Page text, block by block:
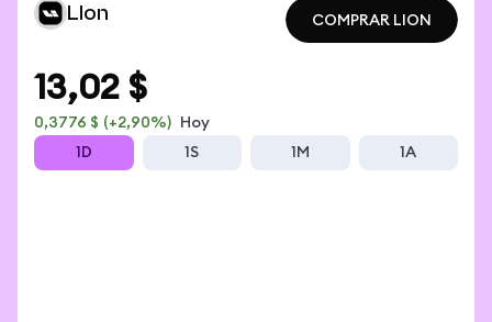
LIon COMPRAR LION
13,02 $
0,3776 $ (+2,90%)
Hoy
1D
1S 1M 1A